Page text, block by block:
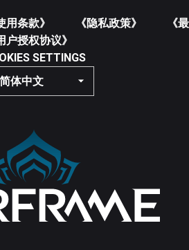
用条款》 《隐私政策》
《最
户授权协议》
SETTINGS
简体中文